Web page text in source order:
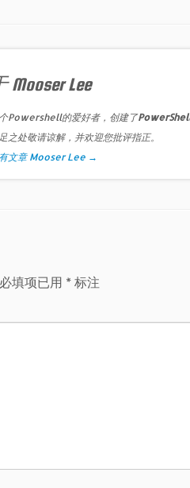
Mooser Lee
Powershell的爱好者，创建了
之处敬请谅解，并欢迎您批评指正。
文章 Mooser Lee →
必填项已用 *标注